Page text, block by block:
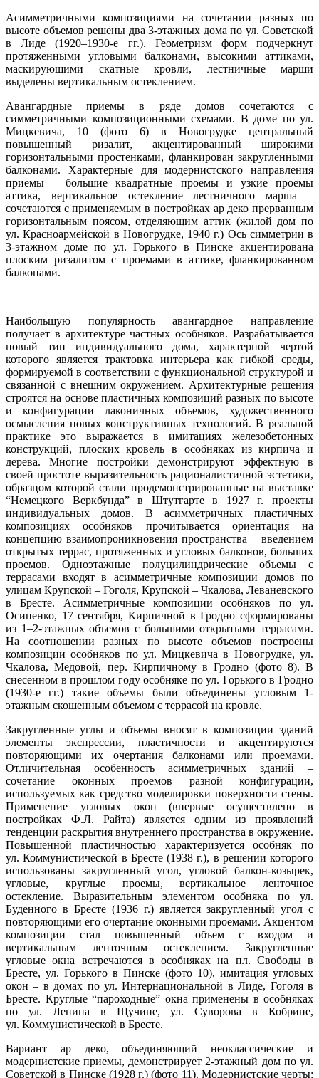
Асимметричными композициями на сочетании разных по
высоте объемов решены два 3-этажных дома по ул. Советской
в Лиде (1920–1930-е гг.). Геометризм форм подчеркнут
протяженными угловыми балконами, высокими аттиками,
маскирующими скатные кровли, лестничные марши
выделены вертикальным остеклением.
Авангардные приемы в ряде домов сочетаются с
симметричными композиционными схемами. В доме по ул.
Мицкевича, 10 (фото 6) в Новогрудке центральный
повышенный ризалит, акцентированный широкими
горизонтальными простенками, фланкирован закругленными
балконами. Характерные для модернистского направления
приемы – большие квадратные проемы и узкие проемы
аттика, вертикальное остекление лестничного марша –
сочетаются с применяемым в постройках ар деко прерванным
горизонтальным поясом, отделяющим аттик (жилой дом по
ул. Красноармейской в Новогрудке, 1940 г.) Ось симметрии в
3-этажном доме по ул. Горького в Пинске акцентирована
плоским ризалитом с проемами в аттике, фланкированном
балконами.
Наибольшую популярность авангардное направление
получает в архитектуре частных особняков. Разрабатывается
новый тип индивидуального дома, характерной чертой
которого является трактовка интерьера как гибкой среды,
формируемой в соответствии с функциональной структурой и
связанной с внешним окружением. Архитектурные решения
строятся на основе пластичных композиций разных по высоте
и конфигурации лаконичных объемов, художественного
осмысления новых конструктивных технологий. В реальной
практике это выражается в имитациях железобетонных
конструкций, плоских кровель в особняках из кирпича и
дерева. Многие постройки демонстрируют эффектную в
своей простоте выразительность рационалистичной эстетики,
образцом которой стали продемонстрированные на выставке
“Немецкого Веркбунда” в Штутгарте в 1927 г. проекты
индивидуальных домов. В асимметричных пластичных
композициях особняков прочитывается ориентация на
концепцию взаимопроникновения пространства – введением
открытых террас, протяженных и угловых балконов, больших
проемов. Одноэтажные полуцилиндрические объемы с
террасами входят в асимметричные композиции домов по
улицам Крупской – Гоголя, Крупской – Чкалова, Леваневского
в Бресте. Асимметричные композиции особняков по ул.
Осипенко, 17 сентября, Кирпичной в Гродно сформированы
из 1–2-этажных объемов с большими открытыми террасами.
На соотношении разных по высоте объемов построены
композиции особняков по ул. Мицкевича в Новогрудке, ул.
Чкалова, Медовой, пер. Кирпичному в Гродно (фото 8). В
снесенном в прошлом году особняке по ул. Горького в Гродно
(1930-е гг.) такие объемы были объединены угловым 1-
этажным скошенным объемом с террасой на кровле.
Закругленные углы и объемы вносят в композиции зданий
элементы экспрессии, пластичности и акцентируются
повторяющими их очертания балконами или проемами.
Отличительная особенность асимметричных зданий –
сочетание оконных проемов разной конфигурации,
используемых как средство моделировки поверхности стены.
Применение угловых окон (впервые осуществлено в
постройках Ф.Л. Райта) является одним из проявлений
тенденции раскрытия внутреннего пространства в окружение.
Повышенной пластичностью характеризуется особняк по
ул. Коммунистической в Бресте (1938 г.), в решении которого
использованы закругленный угол, угловой балкон-козырек,
угловые, круглые проемы, вертикальное ленточное
остекление. Выразительным элементом особняка по ул.
Буденного в Бресте (1936 г.) является закругленный угол с
повторяющими его очертание оконными проемами. Акцентом
композиции стал повышенный объем с входом и
вертикальным ленточным остеклением. Закругленные
угловые окна встречаются в особняках на пл. Свободы в
Бресте, ул. Горького в Пинске (фото 10), имитация угловых
окон – в домах по ул. Интернациональной в Лиде, Гоголя в
Бресте. Круглые “пароходные” окна применены в особняках
по ул. Ленина в Щучине, ул. Суворова в Кобрине,
ул. Коммунистической в Бресте.
Вариант ар деко, объединяющий неоклассические и
модернистские приемы, демонстрирует 2-этажный дом по ул.
Советской в Пинске (1928 г.) (фото 11). Модернистские черты: